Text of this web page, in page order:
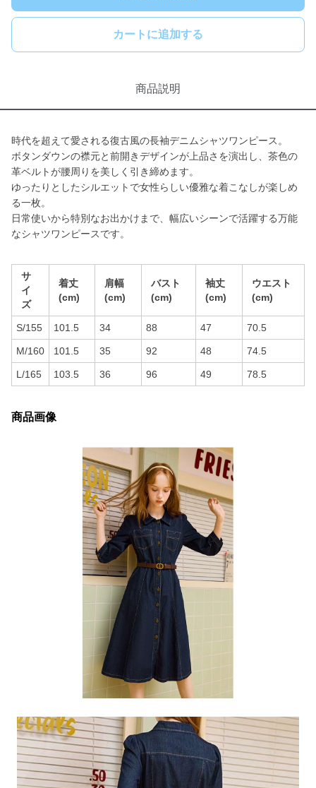
カートに追加する
商品説明
時代を超えて愛される復古風の長袖デニムシャツワンピース。
ボタンダウンの襟元と前開きデザインが上品さを演出し、茶色の
革ベルトが腰周りを美しく引き締めます。
ゆったりとしたシルエットで女性らしい優雅な着こなしが楽しめ
る一枚。
日常使いから特別なお出かけまで、幅広いシーンで活躍する万能
なシャツワンピースです。
サ
イ
ズ
着丈
(cm)
肩幅
(cm)
バスト
(cm)
袖丈
(cm)
ウエスト
(cm)
S/155 101.5 34 88 47 70.5
M/160 101.5 35 92 48 74.5
L/165 103.5 36 96 49 78.5
商品画像